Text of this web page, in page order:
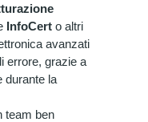
InfoCert o altri
avanzati
errore, grazie a
durante la
team ben